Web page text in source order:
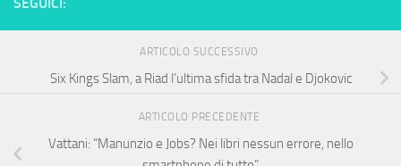
ARTICOLO SUCCESSIVO
Six Kings Slam, a Riad l’ultima sfida tra Nadal e Djokovic
ARTICOLO PRECEDENTE
Vattani: “Manunzio e Jobs? Nei libri nessun errore, nello